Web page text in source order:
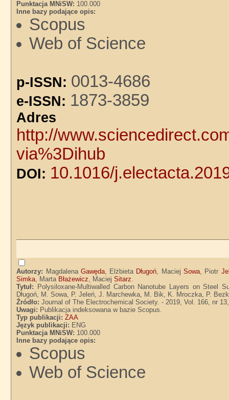
Punktacja MNiSW: 100.000
Inne bazy podające opis:
Scopus
Web of Science
p-ISSN: 0013-4686
e-ISSN: 1873-3859
http://
via%3Dihub
DOI: 10.1016/
Autorzy: Magdalena Gawęda, Elżbieta Długoń , MaciejSowa , Piotr
Simka , Marta Błażewicz , MaciejSitarz
Tytuł:
Polysiloxane-Multiwalled Carbon Nanotube Layers on Steel
Długoń, M. Sowa, P. Jeleń, J. Marchewka, M. Bik, K. Mroczka, P.
Źródło:Journal of The Electrochemical Society. - 2019, Vol. 166, nr
Uwagi: Publikacja indeksowana w bazie Scopus.
Typ publikacji:ZAA
Język publikacji: ENG
Punktacja MNiSW: 100.000
Inne bazy podające opis:
Scopus
Web of Science